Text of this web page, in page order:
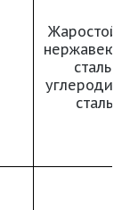
сталь,
сталь